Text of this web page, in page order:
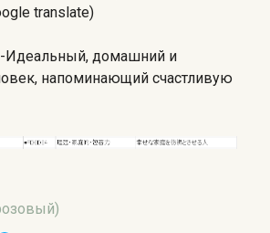
translate)
Идеальный, домашний и
напоминающий счастливую